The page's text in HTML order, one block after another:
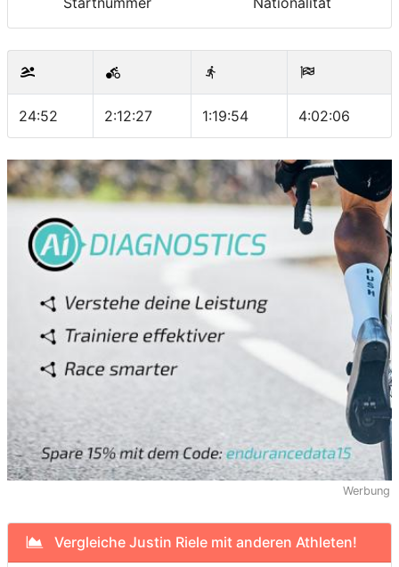
24:52 2:12:27 1:19:54 4:02:06
Werbung
Vergleiche Justin Riele mit anderen Athleten!